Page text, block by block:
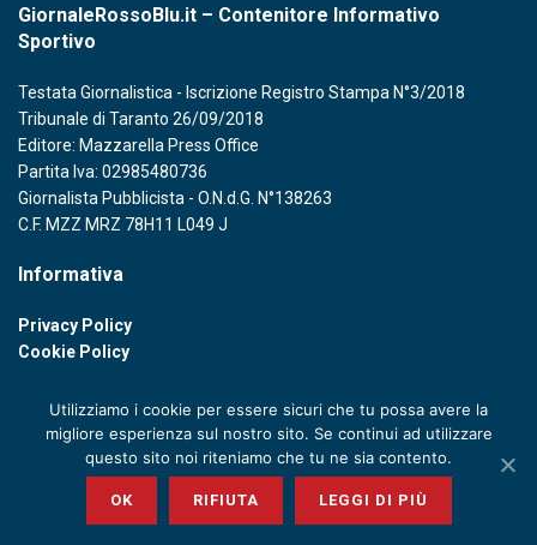
GiornaleRossoBlu.it – Contenitore Informativo
Sportivo
Testata Giornalistica - Iscrizione Registro Stampa N°3/2018
Tribunale di Taranto 26/09/2018
Editore: Mazzarella Press Office
Partita Iva: 02985480736
Giornalista Pubblicista - O.N.d.G. N°138263
C.F. MZZ MRZ 78H11 L049 J
Informativa
Privacy Policy
Cookie Policy
© 2020 GIORNALE ROSSOBLU - P. IVA 02985480736
Utilizziamo i cookie per essere sicuri che tu possa avere la
migliore esperienza sul nostro sito. Se continui ad utilizzare
questo sito noi riteniamo che tu ne sia contento.
OK RIFIUTA LEGGI DI PIÙ